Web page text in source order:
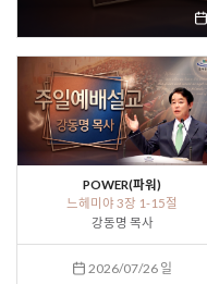
POWER(파워)
느헤미야 3장 1-15절
강동명 목사
2026/07/26 일